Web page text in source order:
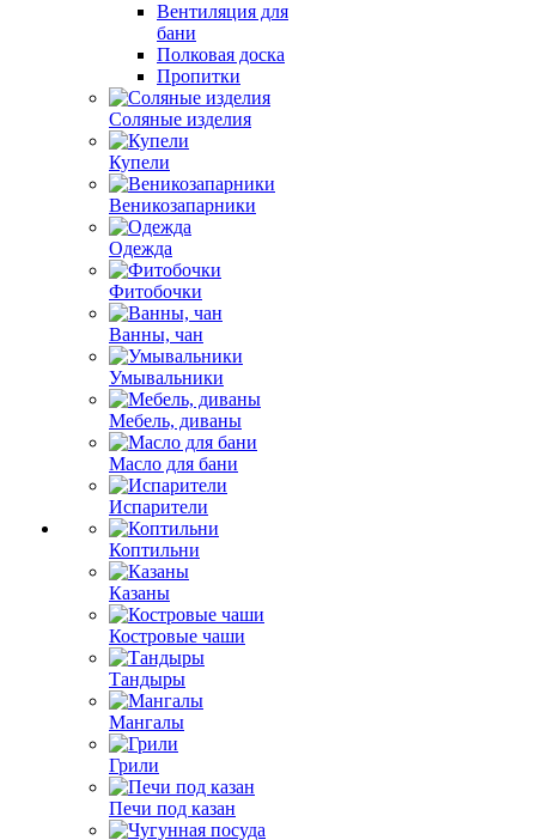
Вентиляция для
бани
Полковая доска
Пропитки
Соляные изделия
Купели
Веникозапарники
Одежда
Фитобочки
Ванны, чан
Умывальники
Мебель, диваны
Масло для бани
Испарители
Коптильни
Казаны
Костровые чаши
Тандыры
Мангалы
Грили
Печи под казан